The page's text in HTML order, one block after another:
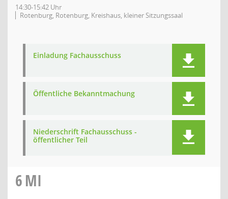
14:30-15:42 Uhr
Rotenburg, Rotenburg, Kreishaus, kleiner Sitzungssaal
Einladung Fachausschuss
Öffentliche Bekanntmachung
Niederschrift Fachausschuss -
öffentlicher Teil
6MI